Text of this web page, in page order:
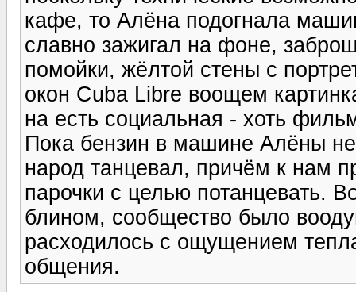
кафе, то Алёна подогнала
славно зажигал на фоне,
помойки, жёлтой стены с
окон Cuba Libre воощем
на есть социальная - хоть
Пока бензин в машине Алёны не
народ танцевал, причём к нам
парочки с целью потанцевать.
блином, сообщество было
расходилось с ощущением
общения.